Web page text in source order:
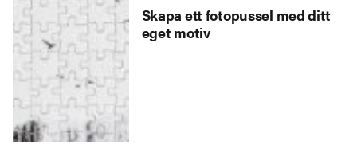
Skapa ett fotopussel med ditt
eget motiv